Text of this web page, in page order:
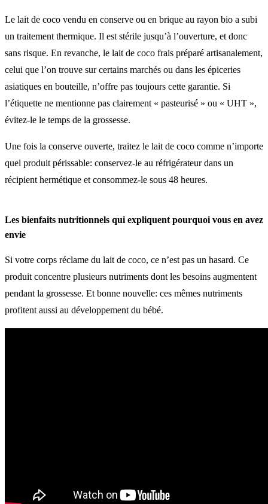
Le lait de coco vendu en conserve ou en brique au rayon bio a subi
un traitement thermique. Il est stérile jusqu’à l’ouverture, et donc
sans risque. En revanche, le lait de coco frais préparé artisanalement,
celui que l’on trouve sur certains marchés ou dans les épiceries
asiatiques en bouteille, n’offre pas toujours cette garantie. Si
l’étiquette ne mentionne pas clairement « pasteurisé » ou « UHT »,
évitez-le le temps de la grossesse.
Une fois la conserve ouverte, traitez le lait de coco comme n’importe
quel produit périssable: conservez-le au réfrigérateur dans un
récipient hermétique et consommez-le sous 48 heures.
Les bienfaits nutritionnels qui expliquent pourquoi vous en avez
envie
Si votre corps réclame du lait de coco, ce n’est pas un hasard. Ce
produit concentre plusieurs nutriments dont les besoins augmentent
pendant la grossesse. Et bonne nouvelle: ces mêmes nutriments
profitent aussi au développement du bébé.